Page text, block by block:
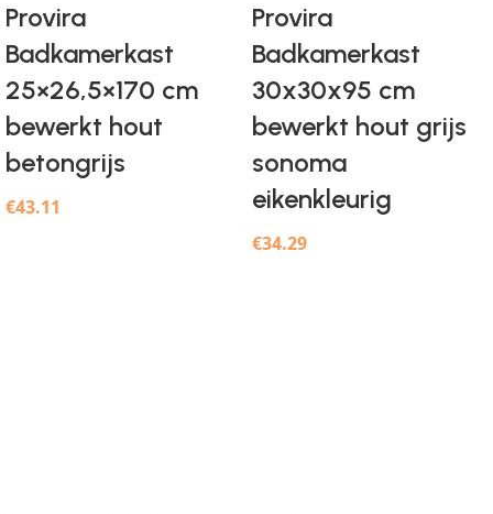
Provira
Badkamerkast
25×26,5×170 cm
bewerkt hout
betongrijs
€43.11
Provira
Badkamerkast
30x30x95 cm
bewerkt hout grijs
sonoma
eikenkleurig
€34.29